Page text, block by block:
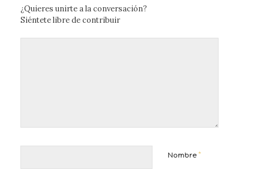
¿Quieres unirte a la conversación?
Siéntete libre de contribuir
Nombre*